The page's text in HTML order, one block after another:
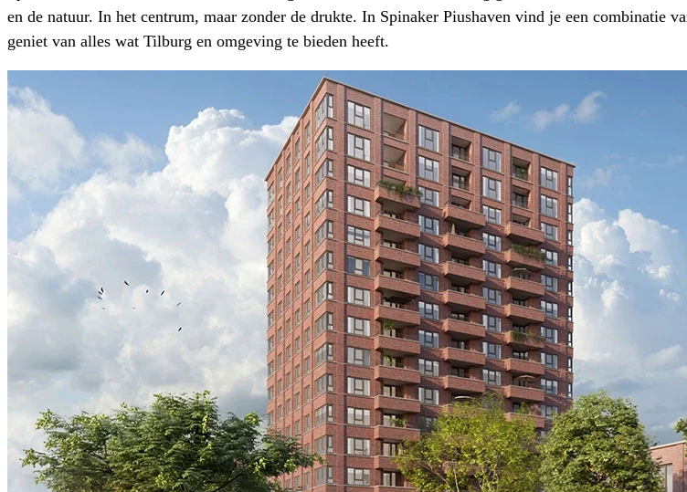
en de natuur. In het centrum, maar zonder de drukte. In Spinaker Piushaven vind je een combinatie
geniet van alles wat Tilburg en omgeving te bieden heeft.